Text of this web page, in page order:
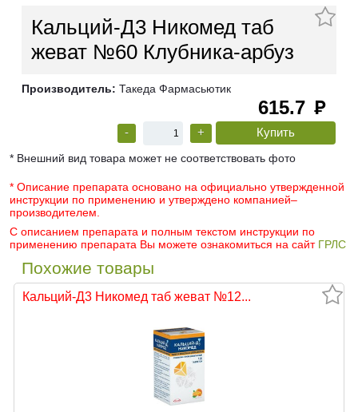
Кальций-Д3 Никомед таб
жеват №60 Клубника-арбуз
Производитель: Такеда Фармасьютик
615.7 руб
- +
* Внешний вид товара может не соответствовать фото
* Описание препарата основано на официально утвержденной
инструкции по применению и утверждено компанией–
производителем.
С описанием препарата и полным текстом инструкции по
применению препарата Вы можете ознакомиться на сайт ГРЛС
Похожие товары
Кальций-Д3 Никомед таб жеват №12...